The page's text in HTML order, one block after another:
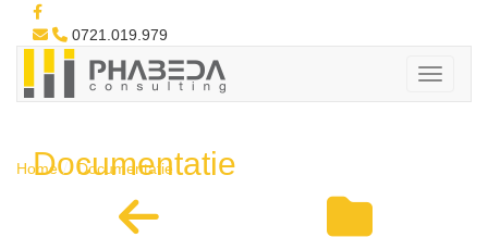
0721.019.979
Documentatie
Home Documentatie